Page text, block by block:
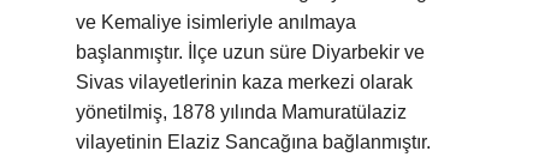
ve Kemaliye isimleriyle anılmaya
başlanmıştır. İlçe uzun süre Diyarbekir ve
Sivas vilayetlerinin kaza merkezi olarak
yönetilmiş, 1878 yılında Mamuratülaziz
vilayetinin Elaziz Sancağına bağlanmıştır.